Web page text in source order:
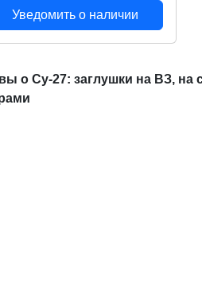
Уведомить о наличии
о Су-27: заглушки на ВЗ, на